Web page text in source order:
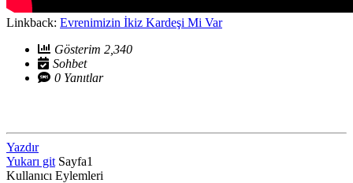
Linkback: Evrenimizin İkiz Kardeşi Mi Var
Gösterim 2,340
Sohbet
0 Yanıtlar
Yazdır
Yukarı git Sayfa1
Kullanıcı Eylemleri